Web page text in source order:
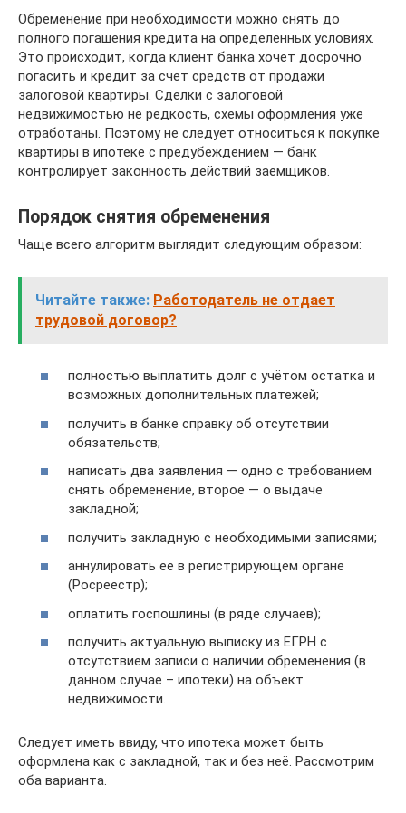
Обременение при необходимости можно снять до
полного погашения кредита на определенных условиях.
Это происходит, когда клиент банка хочет досрочно
погасить и кредит за счет средств от продажи
залоговой квартиры. Сделки с залоговой
недвижимостью не редкость, схемы оформления уже
отработаны. Поэтому не следует относиться к покупке
квартиры в ипотеке с предубеждением — банк
контролирует законность действий заемщиков.
Порядок снятия обременения
Чаще всего алгоритм выглядит следующим образом:
Читайте также: Работодатель не отдает
трудовой договор?
полностью выплатить долг с учётом остатка и
возможных дополнительных платежей;
получить в банке справку об отсутствии
обязательств;
написать два заявления — одно с требованием
снять обременение, второе — о выдаче
закладной;
получить закладную с необходимыми записями;
аннулировать ее в регистрирующем органе
(Росреестр);
оплатить госпошлины (в ряде случаев);
получить актуальную выписку из ЕГРН с
отсутствием записи о наличии обременения (в
данном случае – ипотеки) на объект
недвижимости.
Следует иметь ввиду, что ипотека может быть
оформлена как с закладной, так и без неё. Рассмотрим
оба варианта.